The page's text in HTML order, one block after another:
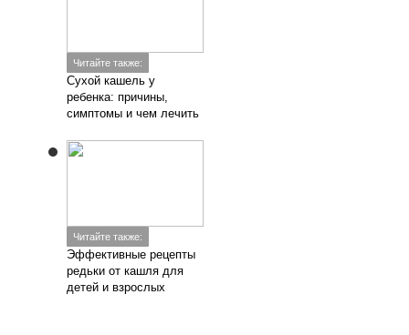
Читайте также:
Сухой кашель у
ребенка: причины,
симптомы и чем лечить
Читайте также:
Эффективные рецепты
редьки от кашля для
детей и взрослых